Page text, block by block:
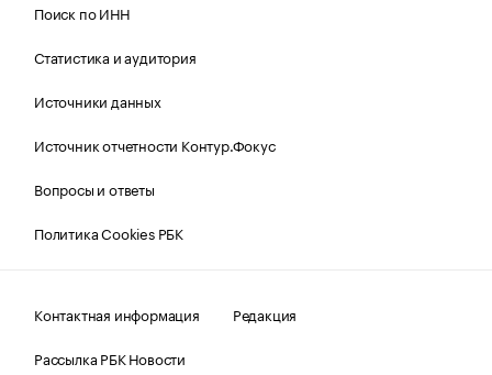
Поиск по ИНН
Статистика и аудитория
Источники данных
Источник отчетности Контур.Фокус
Вопросы и ответы
Политика Cookies РБК
Контактная информация
Редакция
Рассылка РБК Новости